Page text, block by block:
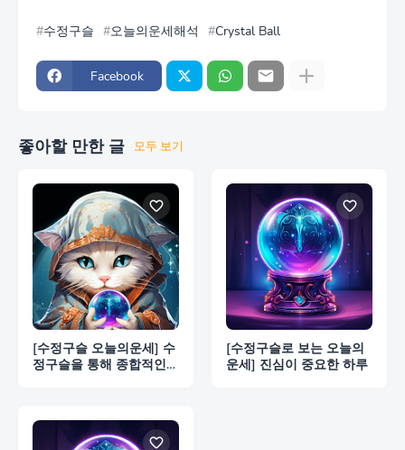
수정구슬 오늘의운세해석 Crystal Ball
Facebook
좋아할 만한 글 모두 보기
[수정구슬 오늘의운세] 수
정구슬을 통해 종합적인
[수정구슬로 보는 오늘의
운세] 진심이 중요한 하루